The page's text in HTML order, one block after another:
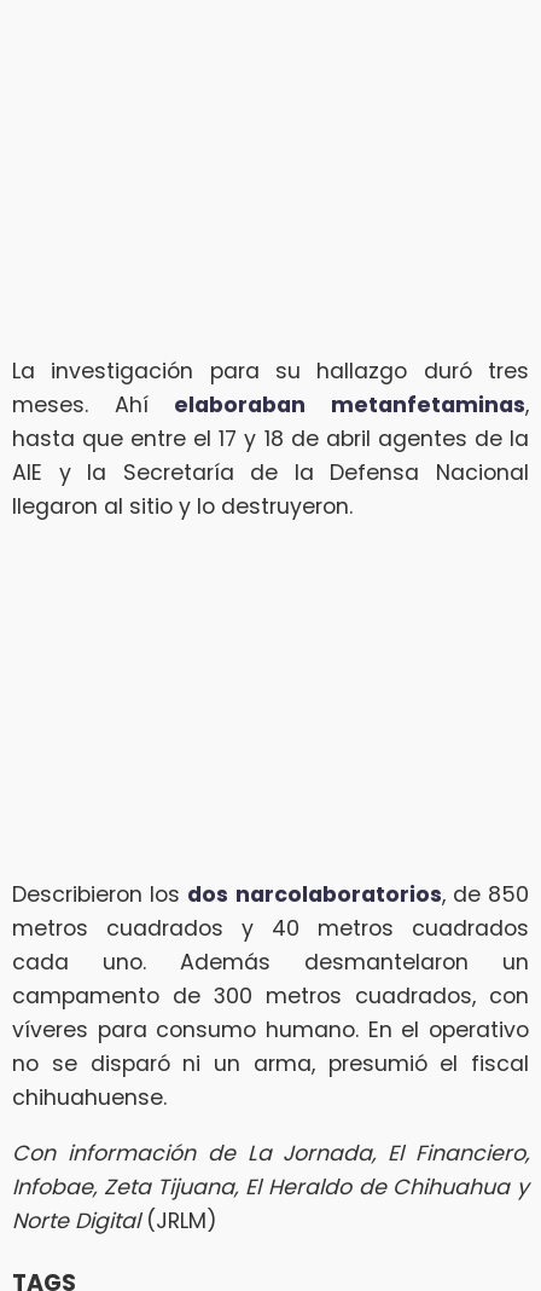
La investigación para su hallazgo duró tres
meses. Ahí elaboraban metanfetaminas,
hasta que entre el 17 y 18 de abril agentes de la
AIE y la Secretaría de la Defensa Nacional
llegaron al sitio y lo destruyeron.
Describieron los dos narcolaboratorios, de 850
metros cuadrados y 40 metros cuadrados
cada uno. Además desmantelaron un
campamento de 300 metros cuadrados, con
víveres para consumo humano. En el operativo
no se disparó ni un arma, presumió el fiscal
chihuahuense.
Con información de La Jornada, El Financiero,
Infobae, Zeta Tijuana, El Heraldo de Chihuahua y
Norte Digital (JRLM)
TAGS